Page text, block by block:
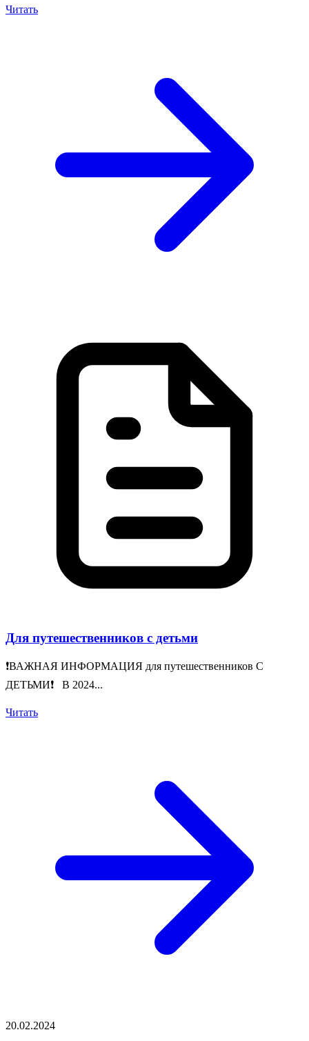
Читать
Для путешественников с детьми
❗️ВАЖНАЯ ИНФОРМАЦИЯ для путешественников С
ДЕТЬМИ❗️ В 2024...
Читать
20.02.2024